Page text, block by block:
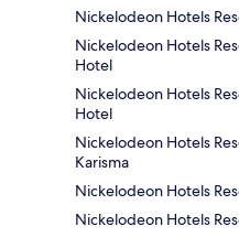
Nickelodeon Hotels
Nickelodeon Hotels
Hotel
Nickelodeon Hotels
Hotel
Nickelodeon Hotels
Karisma
Nickelodeon Hotels
Nickelodeon Hotels